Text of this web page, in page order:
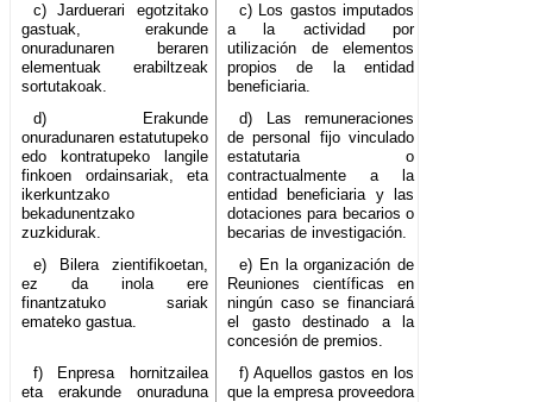
c) Jarduerari egotzitako
gastuak, erakunde
onuradunaren beraren
elementuak erabiltzeak
sortutakoak.
c) Los gastos imputados
a la actividad por
utilización de elementos
propios de la entidad
beneficiaria.
d) Erakunde
onuradunaren estatutupeko
edo kontratupeko langile
finkoen ordainsariak, eta
ikerkuntzako
bekadunentzako
zuzkidurak.
d) Las remuneraciones
de personal fijo vinculado
estatutaria o
contractualmente a la
entidad beneficiaria y las
dotaciones para becarios o
becarias de investigación.
e) Bilera zientifikoetan,
ez da inola ere
finantzatuko sariak
emateko gastua.
e) En la organización de
Reuniones científicas en
ningún caso se financiará
el gasto destinado a la
concesión de premios.
f) Enpresa hornitzailea
eta erakunde onuraduna
f) Aquellos gastos en los
que la empresa proveedora